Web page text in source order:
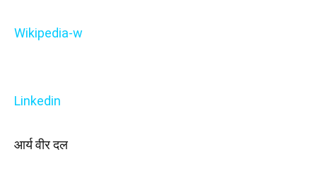
Wikipedia-w
Linkedin
आर्य वीर दल